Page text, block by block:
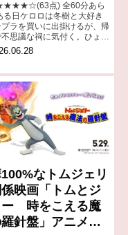
点) 全60分あら
る日ケロロは冬樹と大好き
ラを買いに出掛けるが、帰
不思議な祠に気付く。ひょん
ら祠に入ってしまうと、そ
思議な空間が広がっていた
なトムジェリ
映画「トムとジ
ー 時をこえる魔
針盤」アニメレ